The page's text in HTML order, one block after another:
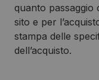
quanto passaggio
sito e per
stampa delle
dell’acquisto.